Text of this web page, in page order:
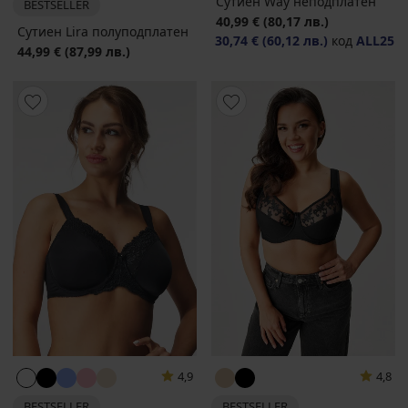
BESTSELLER
Сутиен Lira полуподплатен
44,99 € (87,99 лв.)
40,99 € (80,17 лв.)
30,74 € (60,12 лв.) код ALL25
4,9
4,8